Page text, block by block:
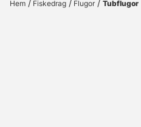
Hem Fiskedrag Flugor Tubflugor